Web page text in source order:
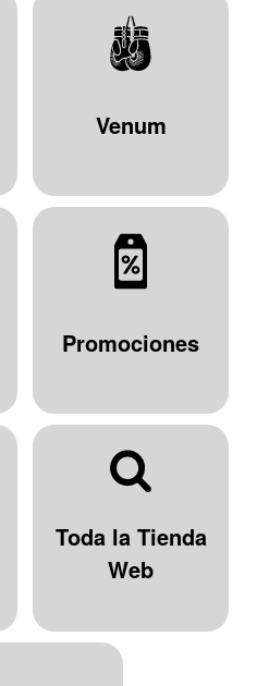
Venum
Promociones
Toda la Tienda
Web